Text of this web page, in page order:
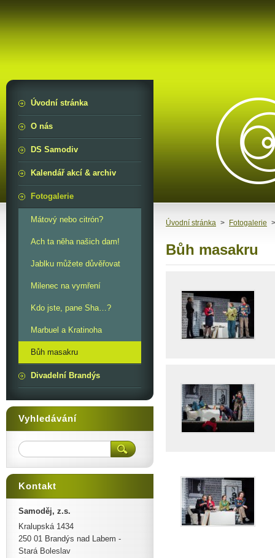
Úvodní stránka > Fotogalerie
Bůh masakru
Úvodní stránka
O nás
DS Samodiv
Kalendář akcí & archiv
Fotogalerie
Mátový nebo citrón?
Ach ta něha našich dam!
Jablku můžete důvěřovat
Milenec na vymření
Kdo jste, pane Sha…?
Marbuel a Kratinoha
Bůh masakru
Divadelní Brandýs
Vyhledávání
Kontakt
Samoděj, z.s.
Kralupská 1434
250 01 Brandýs nad Labem -
Stará Boleslav